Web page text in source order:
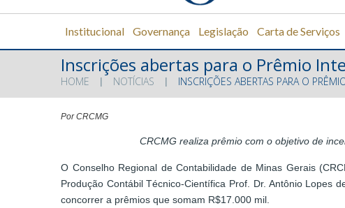
Institucional Governança Legislação Carta de Serviços
Inscrições abertas para o Prêmio
HOME NOTÍCIAS INSCRIÇÕES ABERTAS PARA O
Por CRCMG
CRCMG realiza prêmio com o objetivo de
O Conselho Regional de Contabilidade de Minas Gerais
Produção Contábil Técnico-Científica Prof. Dr. Antônio
concorrer a prêmios que somam R$17.000 mil.